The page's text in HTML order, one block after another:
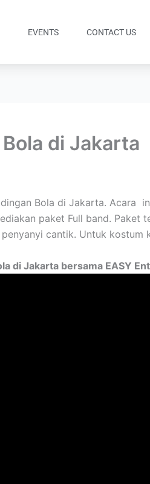
EVENTS CONTACT US
di Jakarta
Bola di Jakarta. Acara
paket Full band.
cantik. Untuk
di Jakarta bersama EASY